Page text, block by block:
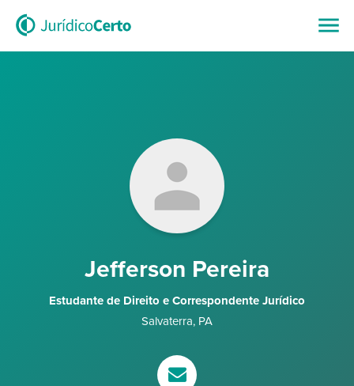
Jefferson Pereira
Estudante de Direito e Correspondente Jurídico
Salvaterra, PA